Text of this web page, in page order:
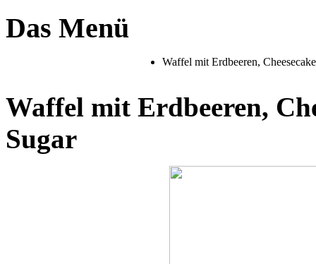
Das Menü
Waffel mit Erdbeeren,
Waffel mit Erdbeeren,
Sugar